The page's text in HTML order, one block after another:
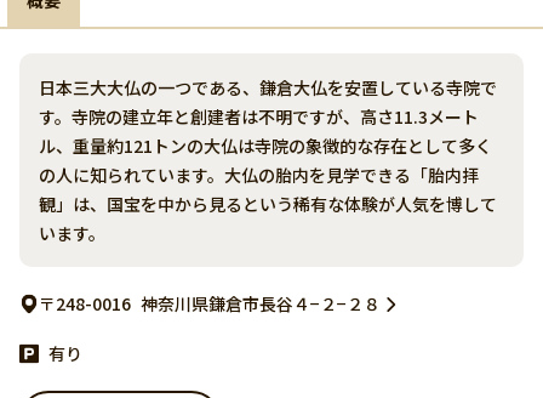
日本三大大仏の一つである、鎌倉大仏を安置している寺院で
す。寺院の建立年と創建者は不明ですが、高さ11.3メート
ル、重量約121トンの大仏は寺院の象徴的な存在として多く
の人に知られています。大仏の胎内を見学できる「胎内拝
観」は、国宝を中から見るという稀有な体験が人気を博して
います。
〒248-0016 神奈川県鎌倉市長谷４−２−２８
有り